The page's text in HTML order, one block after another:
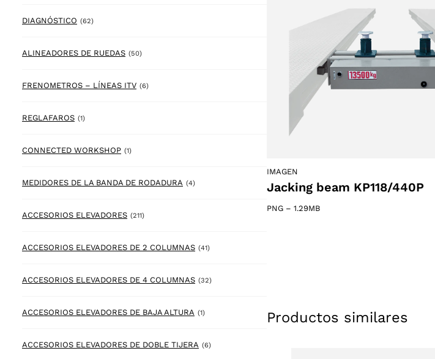
DIAGNÓSTICO (62)62 products
ALINEADORES DE RUEDAS (50)50 products
FRENOMETROS – LÍNEAS ITV (6)6 products
REGLAFAROS (1)1 product
CONNECTED WORKSHOP (1)1 product
MEDIDORES DE LA BANDA DE RODADURA (4)4 products
ACCESORIOS ELEVADORES (211)211 products
ACCESORIOS ELEVADORES DE 2 COLUMNAS (41)41 products
ACCESORIOS ELEVADORES DE 4 COLUMNAS (32)32 products
ACCESORIOS ELEVADORES DE BAJA ALTURA (1)1 product
ACCESORIOS ELEVADORES DE DOBLE TIJERA (6)6 products
IMAGEN
Jacking beam KP118/440P
PNG – 1.29MB
Productos similares